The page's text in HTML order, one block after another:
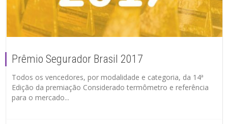
Prêmio Segurador Brasil 2017
Todos os vencedores, por modalidade e categoria, da 14ª
Edição da premiação Considerado termômetro e referência
para o mercado...